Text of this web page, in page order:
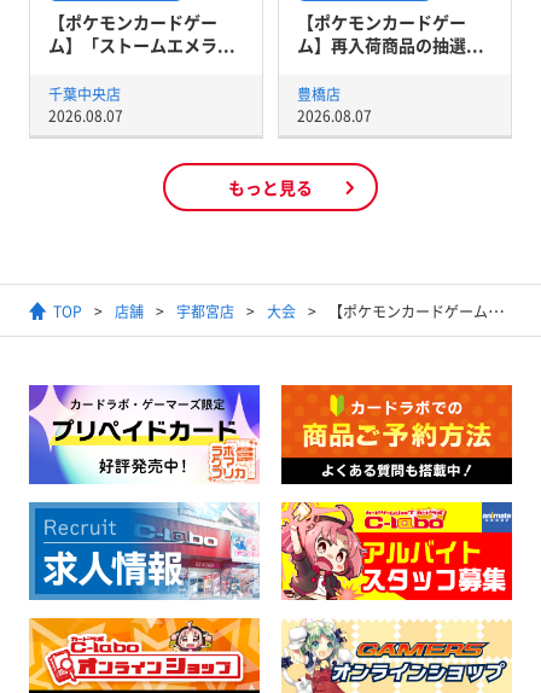
【ポケモンカードゲー
ム】再入荷商品の抽選...
豊橋店
2026.08.07
【ポケモンカードゲー
ム】「ストームエメラ...
千葉中央店
2026.08.07
もっと見る
TOP 店舗 宇都宮店 大会 【ポケモンカードゲーム】ジムバトル